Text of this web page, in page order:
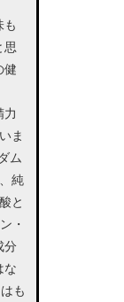
も
思
健
力
ま
ム
純
と
・
分
な
も